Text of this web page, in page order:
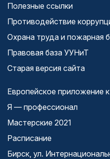
Полезные ссылки
Противодействие
Охрана труда и пожарная
Правовая база УУНиТ
Старая версия сайта
Европейское приложение
Я — профессионал
Мастерские 2021
Расписание
Бирск, ул.